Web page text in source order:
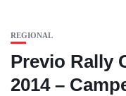
REGIONAL
Previo Rally
2014 –